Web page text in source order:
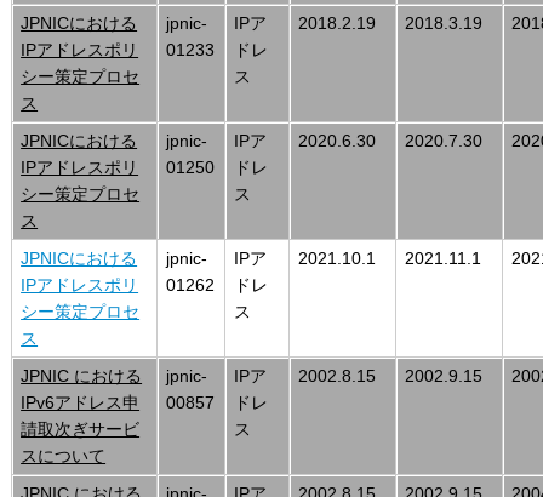
JPNICにおける
IPアドレスポリ
シー策定プロセ
ス
jpnic-
01233
IPア
ドレ
ス
2018.2.19 2018.3.19
JPNICにおける
IPアドレスポリ
シー策定プロセ
ス
jpnic-
01250
IPア
ドレ
ス
2020.6.30 2020.7.30
JPNICにおける
IPアドレスポリ
シー策定プロセ
ス
jpnic-
01262
IPア
ドレ
ス
2021.10.1 2021.11.1
JPNIC における
IPv6アドレス申
請取次ぎサービ
スについて
jpnic-
00857
IPア
ドレ
ス
2002.8.15 2002.9.15
JPNIC における jpnic- IPア 2002.8.15 2002.9.15